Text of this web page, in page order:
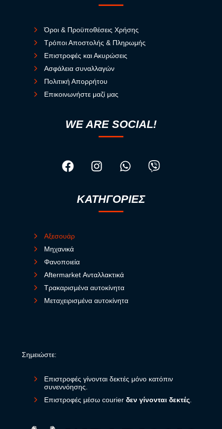
Όροι & Προϋποθέσεις Χρήσης
Τρόποι Αποστολής & Πληρωμής
Επιστροφές και Ακυρώσεις
Ασφάλεια συναλλαγών
Πολιτική Απορρήτου
Επικοινωνήστε μαζί μας
WE ARE SOCIAL!
ΚΑΤΗΓΟΡΙΕΣ
Αξεσουάρ
Μηχανικά
Φανοποιεία
Aftermarket Ανταλλακτικά
Τρακαρισμένα αυτοκίνητα
Μεταχειρισμένα αυτοκίνητα
Σημειώστε:
Επιστροφές γίνονται δεκτές μόνο κατόπιν
συνεννόησης.
Επιστροφές μέσω courier δεν γίνονται δεκτές